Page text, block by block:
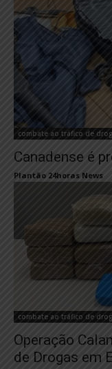
combate ao tráfico de
Canadense é
Plantão 24horas News
combate ao tráfico de
Operação
de Drogas em